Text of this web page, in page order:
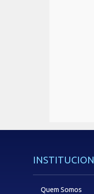
Quem Somos